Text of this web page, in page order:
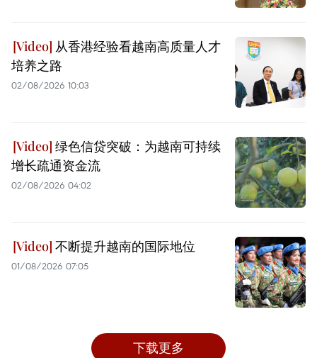
从香港经验看越南高质量人才
培养之路
02/08/2026 10:03
绿色信贷突破：为越南可持续
增长疏通资金流
02/08/2026 04:02
不断提升越南的国际地位
01/08/2026 07:05
下载更多